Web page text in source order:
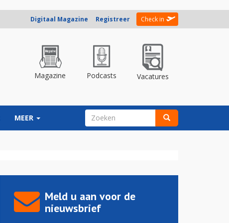
Digitaal Magazine Registreer Check in
Magazine Podcasts Vacatures
MEER ZOEKVELD
Meld u aan voor de
nieuwsbrief